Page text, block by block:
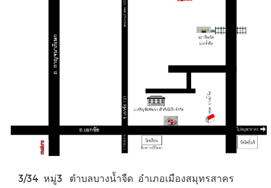
3/34 หมู่3 ตำบลบางน้ำจืด อำเภอเมืองสมุทรสาคร